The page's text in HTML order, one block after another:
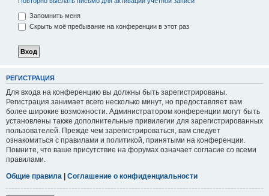
Запомнить меня
Скрыть моё пребывание на конференции в этот раз
РЕГИСТРАЦИЯ
Для входа на конференцию вы должны быть зарегистрированы.
Регистрация занимает всего несколько минут, но предоставляет вам
более широкие возможности. Администратором конференции могут быть
установлены также дополнительные привилегии для зарегистрированных
пользователей. Прежде чем зарегистрироваться, вам следует
ознакомиться с правилами и политикой, принятыми на конференции.
Помните, что ваше присутствие на форумах означает согласие со всеми
правилами.
Общие правила | Соглашение о конфиденциальности